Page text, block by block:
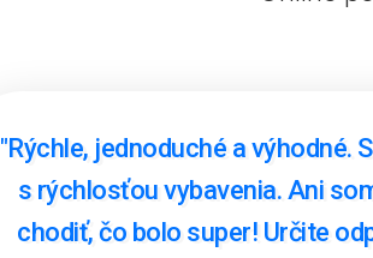
"Rýchle, jednoduché a výhodné.
s rýchlosťou vybavenia. Ani
chodiť, čo bolo super! Určite